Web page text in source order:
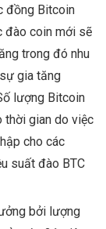
đồng Bitcoin
đào coin mới sẽ
trong đó nhu
gia tăng
lượng Bitcoin
thời gian do việc
cho các
suất đào BTC
bởi lượng